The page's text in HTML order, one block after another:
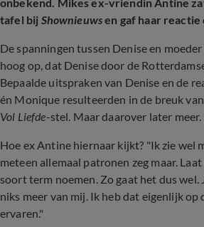
tafel bij Shownieuwsen gaf haar reactie
De spanningen tussen Denise en
hoog op, dat Denise door de
Bepaalde uitspraken van Denise en de
én Monique resulteerden in de breuk
Vol Liefde-stel. Maar daarover later meer.
Hoe ex Antine hiernaar kijkt? "Ik zie wel
meteen allemaal patronen zeg maar.
soort term noemen. Zo gaat het dus wel.
niks meer van mij. Ik heb dat eigenlijk op
ervaren."